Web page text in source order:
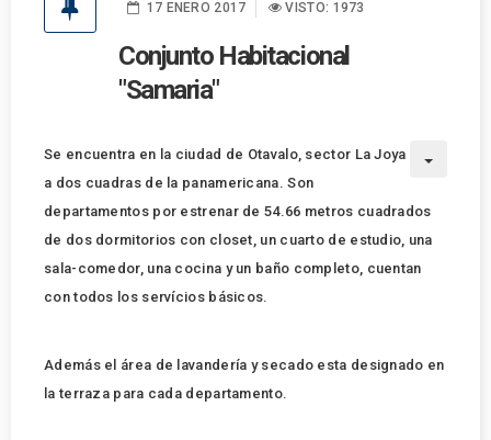
17 ENERO 2017
VISTO: 1973
Conjunto Habitacional
"Samaria"
Se encuentra en la ciudad de Otavalo, sector La Joya
a dos cuadras de la panamericana. Son
departamentos por estrenar de 54.66 metros cuadrados
de dos dormitorios con closet, un cuarto de estudio, una
sala-comedor, una cocina y un baño completo, cuentan
con todos los servícios básicos.
Además el área de lavandería y secado esta designado en
la terraza para cada departamento.